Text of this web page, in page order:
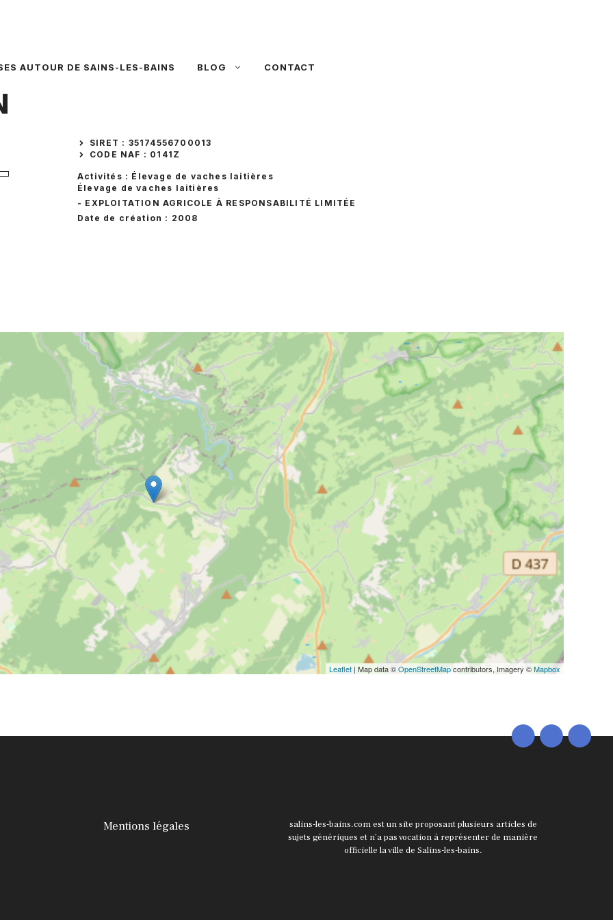
AUTOUR DE SAINS-LES-BAINS BLOG CONTACT
SIRET : 35174556700013
CODE NAF : 0141Z
Activités : Élevage de vaches laitières
Élevage de vaches laitières
- EXPLOITATION AGRICOLE À RESPONSABILITÉ LIMITÉE
Date de création : 2008
Leaflet | Map data ©OpenStreetMapcontributors, Imagery ©Mapbox
Mentions légales
salins-les-bains.com est un site proposant plusieurs articles de
sujets génériques et n’a pas vocation à représenter de manière
officielle la ville de Salins-les-bains.